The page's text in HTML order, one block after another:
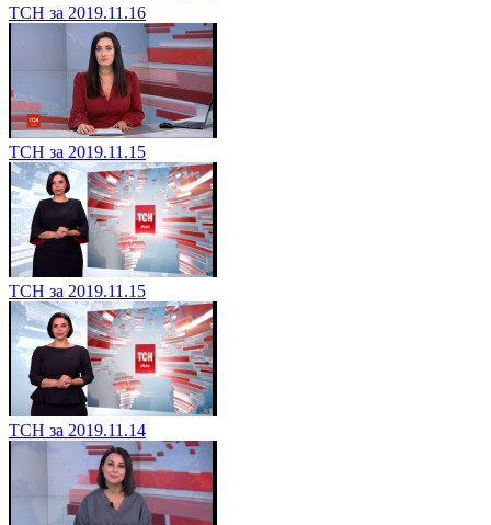
ТСН за 2019.11.16
ТСН за 2019.11.15
ТСН за 2019.11.15
ТСН за 2019.11.14